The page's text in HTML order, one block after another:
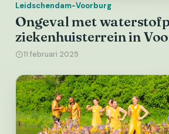
Leidschendam-Voorburg
Ongeval met
ziekenhuisterrein in
11 februari 2025